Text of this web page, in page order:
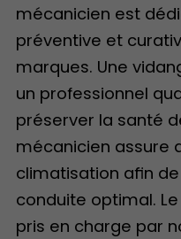
mécanicien est
préventive et
marques. Une
un professionnel
préserver la santé
mécanicien assure
climatisation afin
conduite optimal.
pris en charge par